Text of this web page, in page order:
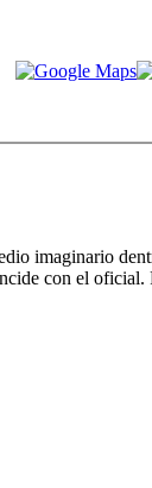
imaginario
con el oficial.